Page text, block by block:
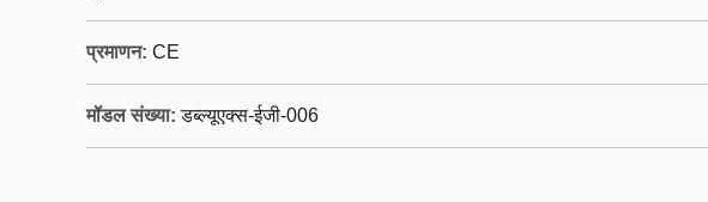
प्रमाणन: CE
मॉडल संख्या: डब्ल्यूएक्स-ईजी-006